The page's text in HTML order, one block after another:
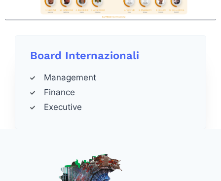
Board Internazionali
Management
Finance
Executive